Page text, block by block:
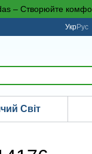
– Створюйте
УкрРус
Світ